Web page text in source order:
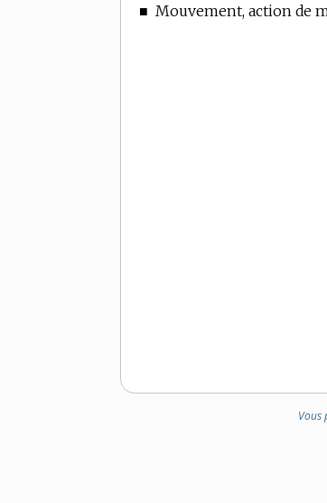
■ Mouvement, action de
Vous